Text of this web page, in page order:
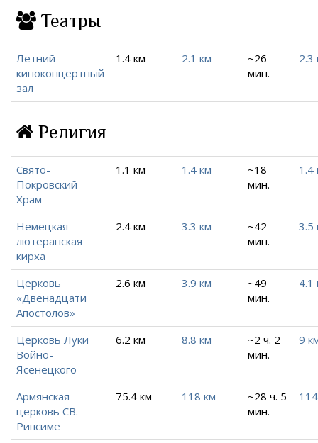
Театры
Летний
киноконцертный
зал
1.4 км 2.1 км
~26
мин.
2.3
Религия
Свято-
Покровский
Храм
1.1 км 1.4 км
~18
мин.
1.4
Немецкая
лютеранская
кирха
2.4 км 3.3 км
~42
мин.
3.5
Церковь
«Двенадцати
Апостолов»
2.6 км 3.9 км
~49
мин.
4.1
Церковь Луки
Войно-
Ясенецкого
6.2 км 8.8 км
~2 ч. 2
мин.
9
Армянская
церковь СВ.
Рипсиме
75.4 км 118 км
~28 ч. 5
мин.